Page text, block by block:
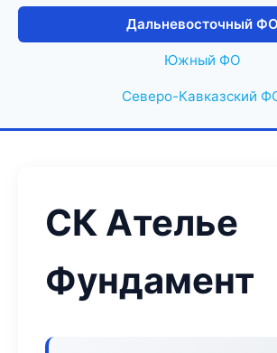
Дальневосточный ФО
Южный ФО
Северо-Кавказский
СК Ателье
Фундамент